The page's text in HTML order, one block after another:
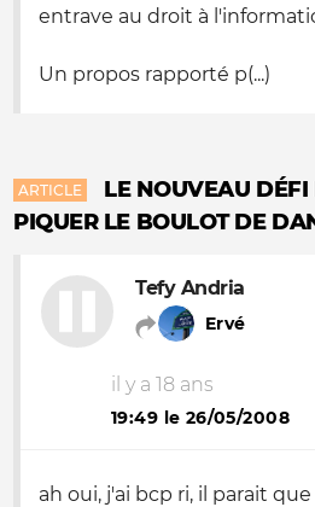
entrave au droit à
Un propos rapporté p(...)
ARTICLE
LE NOUVEAU DÉFI
PIQUER LE BOULOT DE
Tefy Andria
Ervé
il y a 18 ans
19:49 le 26/05/2008
ah oui, j'ai bcp ri, il parait